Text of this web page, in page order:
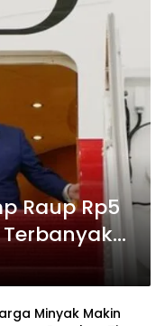
Raup Rp5
Minyak Makin